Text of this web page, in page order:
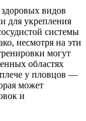
видов
для укрепления
системы
несмотря на эти
могут
областях
плече у пловцов —
может
и